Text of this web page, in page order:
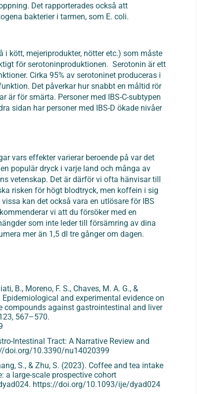
Det rapporterades också att
bakterier i tarmen, som E. coli.
kött, mejeriprodukter, nötter etc.) som måste
för serotoninproduktionen. Serotonin är ett
Cirka 95% av serotoninet produceras i
Det påverkar hur snabbt en måltid rör
är för smärta. Personer med IBS-C-subtypen
sidan har personer med IBS-D ökade nivåer
vars effekter varierar beroende på var det
populär dryck i varje land och många av
vetenskap. Det är därför vi ofta hänvisar till
risken för högt blodtryck, men koffein i sig
kan det också vara en utlösare för IBS
vi att du försöker med en
som inte leder till försämring av dina
mer än 1,5 dl tre gånger om dagen.
B., Moreno, F. S., Chaves, M. A. G., &
and experimental evidence on
against gastrointestinal and liver
, 567–570.
Intestinal Tract: A Narrative Review and
doi.org/10.3390/nu14020399
S., & Zhu, S. (2023). Coffee and tea intake
a large-scale prospective cohort
https://doi.org/10.1093/ije/dyad024